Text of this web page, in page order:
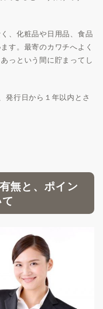
、化粧品や日用品、食品
す。最寄のカワチへよく
っという間に貯まってし
発行日から１年以内とさ
無と、ポイン